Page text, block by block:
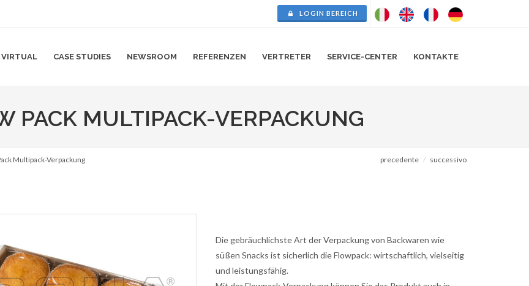
LOGIN BEREICH
VIRTUAL CASE STUDIES NEWSROOM REFERENZEN VERTRETER SERVICE-CENTER KONTAKTE
PACK MULTIPACK-VERPACKUNG
Multipack-Verpackung precedente successivo
Die gebräuchlichste Art der Verpackung von Backwaren wie
süßen Snacks ist sicherlich die Flowpack: wirtschaftlich, vielseitig
und leistungsfähig.